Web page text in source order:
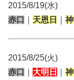
2015/8/19(水)
赤口
天恩日
2015/8/25(火)
赤口
大明日